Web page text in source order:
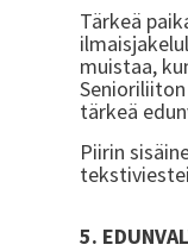
Tärkeä
muistaa,
tärkeä
Piirin
5.